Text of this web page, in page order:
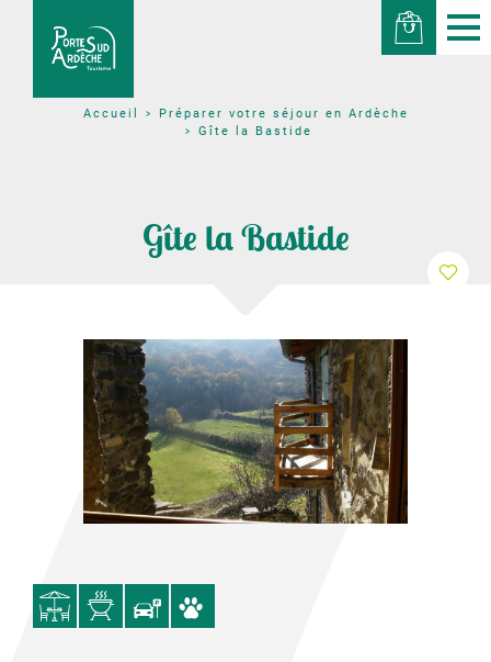
Accueil
Préparer votre séjour en Ardèche
Gîte la Bastide
Gîte la Bastide